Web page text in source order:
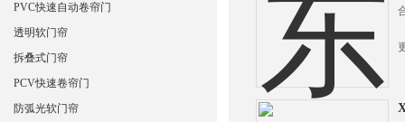
PVC快速自动卷帘门
透明软门帘
拆叠式门帘
PCV快速卷帘门
防弧光软门帘